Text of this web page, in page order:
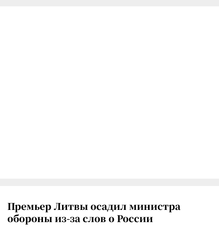
Премьер Литвы осадил министра
обороны из-за слов о России